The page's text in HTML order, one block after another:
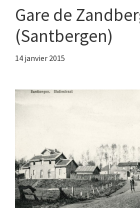
Gare de
(Santbergen)
14 janvier 2015